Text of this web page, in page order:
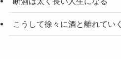
こうして徐々に酒と離れていく